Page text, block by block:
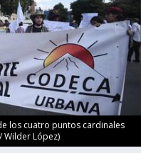
los cuatro puntos cardinales
Wilder López)